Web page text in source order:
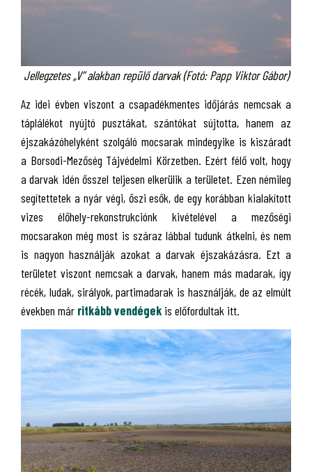
Jellegzetes „V” alakban repülő darvak (Fotó: Papp Viktor Gábor)
Az idei évben viszont a csapadékmentes időjárás nemcsak a
táplálékot nyújtó pusztákat, szántókat sújtotta, hanem az
éjszakázóhelyként szolgáló mocsarak mindegyike is kiszáradt
a Borsodi-Mezőség Tájvédelmi Körzetben. Ezért félő volt, hogy
a darvak idén ősszel teljesen elkerülik a területet. Ezen némileg
segítettetek a nyár végi, őszi esők, de egy korábban kialakított
vizes élőhely-rekonstrukciónk kivételével a mezőségi
mocsarakon még most is száraz lábbal tudunk átkelni, és nem
is nagyon használják azokat a darvak éjszakázásra. Ezt a
területet viszont nemcsak a darvak, hanem más madarak, így
récék, ludak, sirályok, partimadarak is használják, de az elmúlt
években már ritkább vendégek is előfordultak itt.